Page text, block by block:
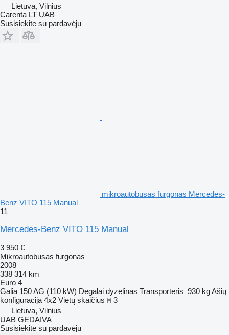
Lietuva, Vilnius
Carenta LT UAB
Susisiekite su pardavėju
mikroautobusas furgonas Mercedes-
Benz VITO 115 Manual
11
Mercedes-Benz VITO 115 Manual
3 950 €
Mikroautobusas furgonas
2008
338 314 km
Euro 4
Galia 150 AG (110 kW) Degalai dyzelinas Transporteris 930 kgAšių
konfigūracija 4x2 Vietų skaičius
3
Lietuva, Vilnius
UAB GEDAIVA
Susisiekite su pardavėju